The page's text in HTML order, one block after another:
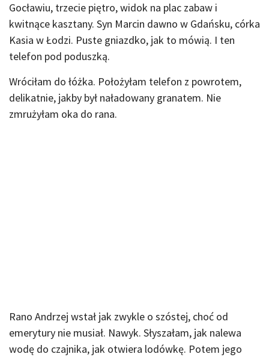
Gocławiu, trzecie piętro, widok na plac zabaw i
kwitnące kasztany. Syn Marcin dawno w Gdańsku, córka
Kasia w Łodzi. Puste gniazdko, jak to mówią. I ten
telefon pod poduszką.
Wróciłam do łóżka. Położyłam telefon z powrotem,
delikatnie, jakby był naładowany granatem. Nie
zmrużyłam oka do rana.
Rano Andrzej wstał jak zwykle o szóstej, choć od
emerytury nie musiał. Nawyk. Słyszałam, jak nalewa
wodę do czajnika, jak otwiera lodówkę. Potem jego